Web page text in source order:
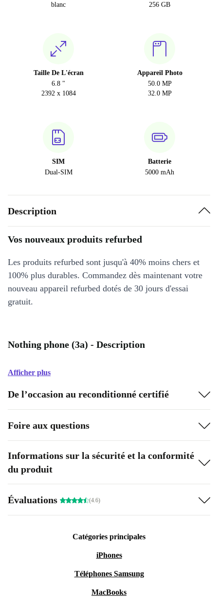
blanc
256 GB
Taille De L'écran
6.8 "
2392 x 1084
Appareil Photo
50.0 MP
32.0 MP
SIM
Dual-SIM
Batterie
5000 mAh
Description
Vos nouveaux produits refurbed
Les produits refurbed sont jusqu'à 40% moins chers et
100% plus durables. Commandez dès maintenant votre
nouveau appareil refurbed dotés de 30 jours d'essai
gratuit.
Nothing phone (3a) - Description
Afficher plus
De l’occasion au reconditionné certifié
Foire aux questions
Informations sur la sécurité et la conformité
du produit
Évaluations (4.6)
Catégories principales
iPhones
Téléphones Samsung
MacBooks